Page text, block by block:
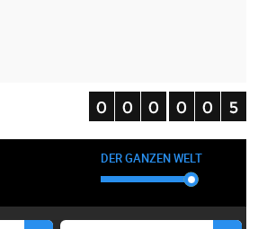
DER GANZEN WELT